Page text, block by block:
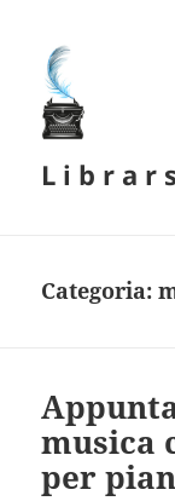
L i b r a r
Categoria:
musica
per